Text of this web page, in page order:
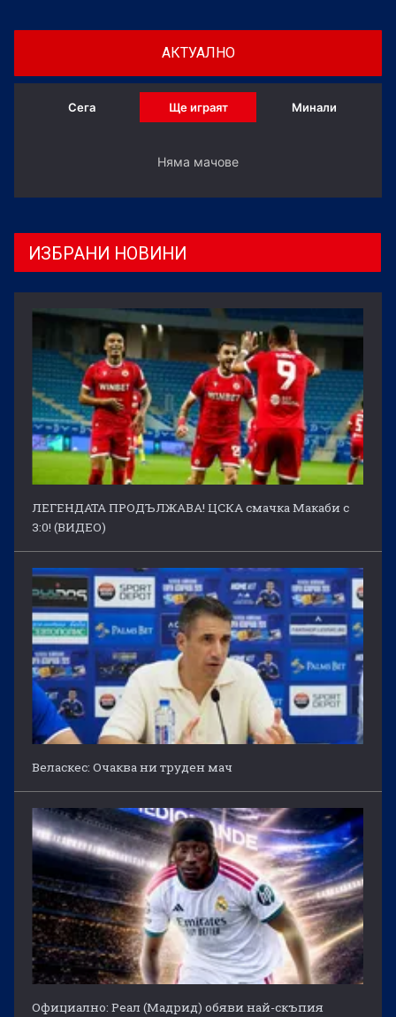
АКТУАЛНО
Сега Ще играят Минали
Няма мачове
ИЗБРАНИ НОВИНИ
ЛЕГЕНДАТА ПРОДЪЛЖАВА! ЦСКА смачка Макаби с
3:0! (ВИДЕО)
Веласкес: Очаква ни труден мач
Официално: Реал (Мадрид) обяви най-скъпия